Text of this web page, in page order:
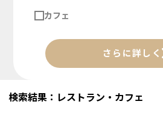
カフェ
さらに詳しく
検索結果：レストラン・カフェ